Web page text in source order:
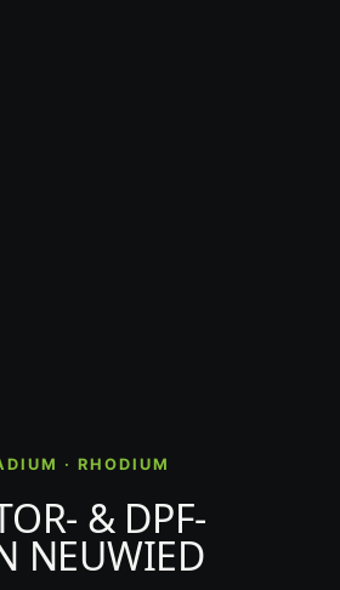
· RHODIUM
& DPF-
NEUWIED